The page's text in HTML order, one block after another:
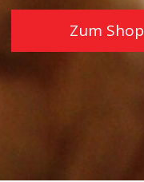
Zum Shop